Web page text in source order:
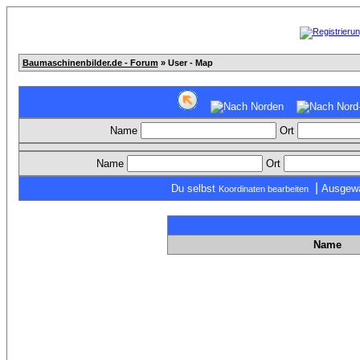
Baumaschinenbilder.de - Forum » User - Map
Name Ort
Name Ort
Du selbst Koordinaten bearbeiten
Name